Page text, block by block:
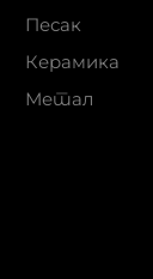
Песак
Керамика
Метал